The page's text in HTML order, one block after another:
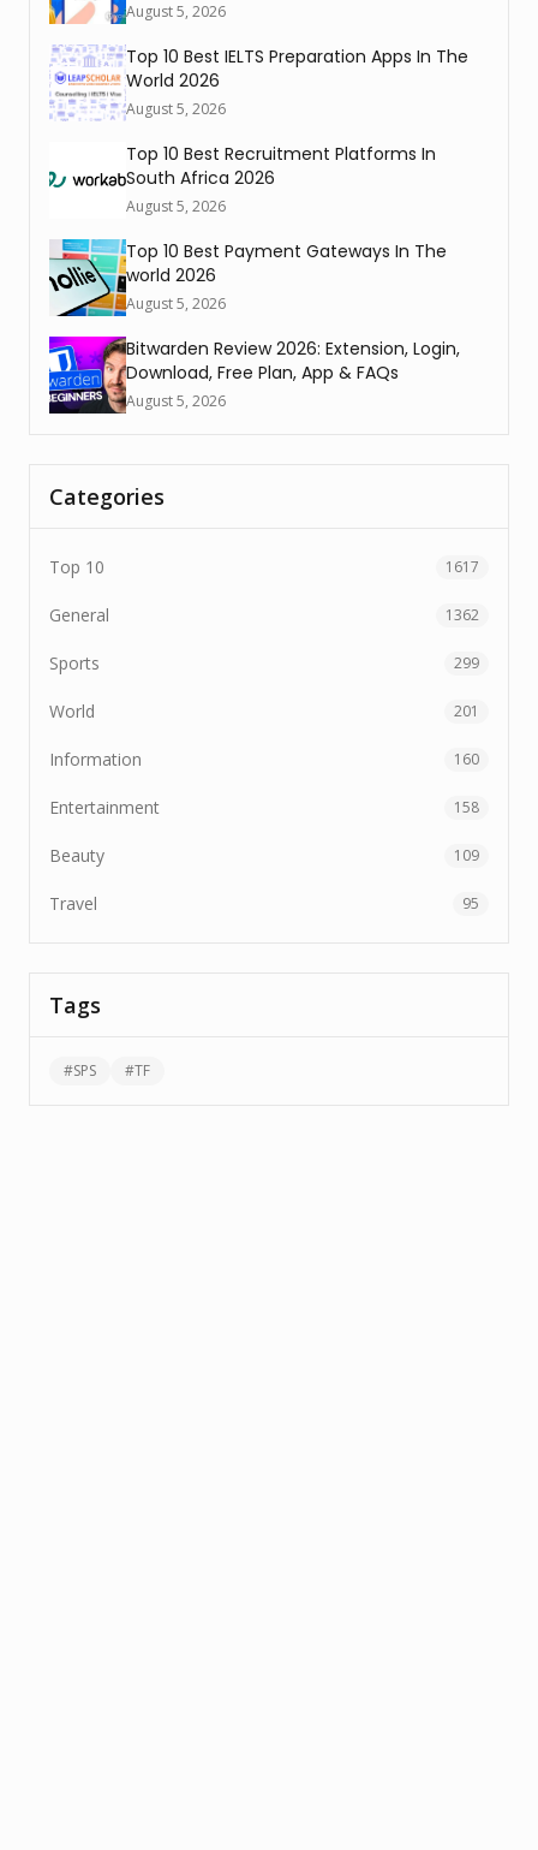
August 5, 2026
Top 10 Best IELTS Preparation Apps In The
World 2026
August 5, 2026
Top 10 Best Recruitment Platforms In
South Africa 2026
August 5, 2026
Top 10 Best Payment Gateways In The
world 2026
August 5, 2026
Bitwarden Review 2026: Extension, Login,
Download, Free Plan, App & FAQs
August 5, 2026
Categories
Top 10 1617
General 1362
Sports 299
World 201
Information 160
Entertainment 158
Beauty 109
Travel 95
Tags
#SPS #TF